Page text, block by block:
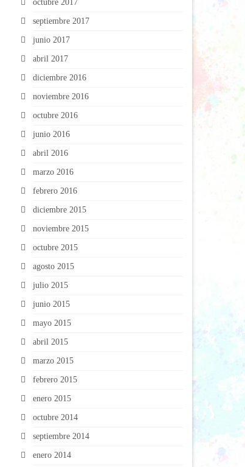
octubre 2017
septiembre 2017
junio 2017
abril 2017
diciembre 2016
noviembre 2016
octubre 2016
junio 2016
abril 2016
marzo 2016
febrero 2016
diciembre 2015
noviembre 2015
octubre 2015
agosto 2015
julio 2015
junio 2015
mayo 2015
abril 2015
marzo 2015
febrero 2015
enero 2015
octubre 2014
septiembre 2014
enero 2014